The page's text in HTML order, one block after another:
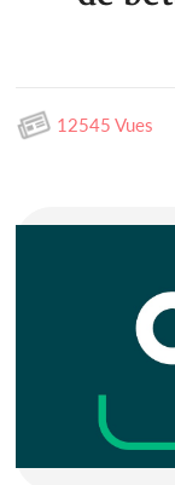
12545 Vues